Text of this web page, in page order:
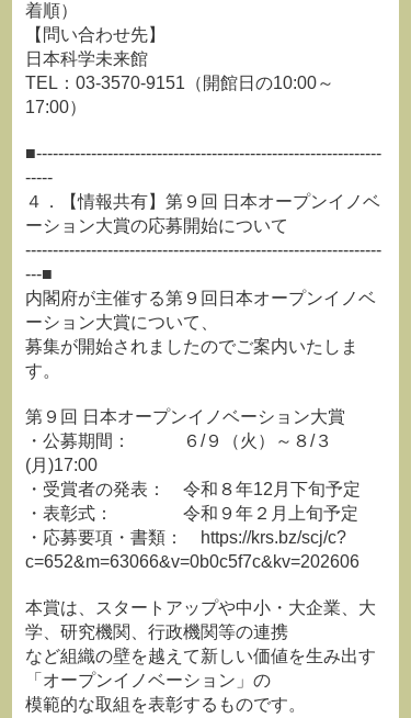
着順）
【問い合わせ先】
日本科学未来館
TEL：03-3570-9151（開館日の10:00～
17:00）
■---------------------------------------------------------------
-----
４．【情報共有】第９回 日本オープンイノベ
ーション大賞の応募開始について
-----------------------------------------------------------------
---■
内閣府が主催する第９回日本オープンイノベ
ーション大賞について、
募集が開始されましたのでご案内いたしま
す。
第９回 日本オープンイノベーション大賞
・公募期間： ６/９（火）～８/３
(月)17:00
・受賞者の発表： 令和８年12月下旬予定
・表彰式： 令和９年２月上旬予定
・応募要項・書類： https://krs.bz/scj/c?
c=652&m=63066&v=0b0c5f7c&kv=202606
本賞は、スタートアップや中小・大企業、大
学、研究機関、行政機関等の連携
など組織の壁を越えて新しい価値を生み出す
「オープンイノベーション」の
模範的な取組を表彰するものです。